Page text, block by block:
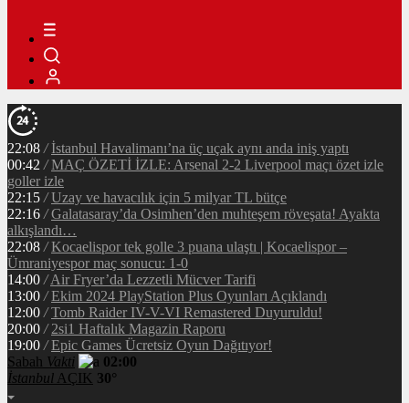
22:08 / İstanbul Havalimanı’na üç uçak aynı anda iniş yaptı
00:42 / MAÇ ÖZETİ İZLE: Arsenal 2-2 Liverpool maçı özet izle
goller izle
22:15 / Uzay ve havacılık için 5 milyar TL bütçe
22:16 / Galatasaray’da Osimhen’den muhteşem röveşata! Ayakta
alkışlandı…
22:08 / Kocaelispor tek golle 3 puana ulaştı | Kocaelispor –
Ümraniyespor maç sonucu: 1-0
14:00 / Air Fryer’da Lezzetli Mücver Tarifi
13:00 / Ekim 2024 PlayStation Plus Oyunları Açıklandı
12:00 / Tomb Raider IV-V-VI Remastered Duyuruldu!
20:00 / 2si1 Haftalık Magazin Raporu
19:00 / Epic Games Ücretsiz Oyun Dağıtıyor!
Sabah Vakti
02:00
İstanbul AÇIK 30°